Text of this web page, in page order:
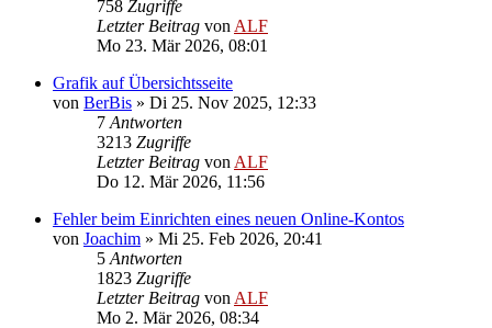
758 Zugriffe
Letzter Beitrag von ALF
Mo 23. Mär 2026, 08:01
Grafik auf Übersichtsseite
von BerBis » Di 25. Nov 2025, 12:33
7 Antworten
3213 Zugriffe
Letzter Beitrag von ALF
Do 12. Mär 2026, 11:56
Fehler beim Einrichten eines neuen Online-Kontos
von Joachim » Mi 25. Feb 2026, 20:41
5 Antworten
1823 Zugriffe
Letzter Beitrag von ALF
Mo 2. Mär 2026, 08:34